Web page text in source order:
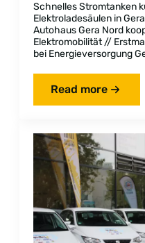
Schnelles Stromtanken
Elektroladesäulen in
Autohaus Gera Nord
Elektromobilität //
bei Energieversorgung
Read more